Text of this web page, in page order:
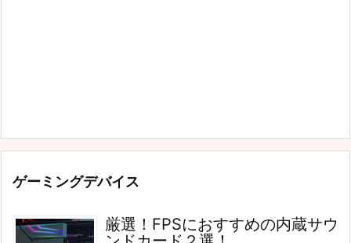
ゲーミングデバイス
厳選！FPSにおすすめの内蔵サウ